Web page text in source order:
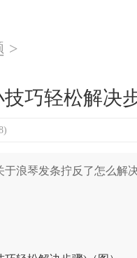
>
巧轻松解决
琴发条拧反了怎么解